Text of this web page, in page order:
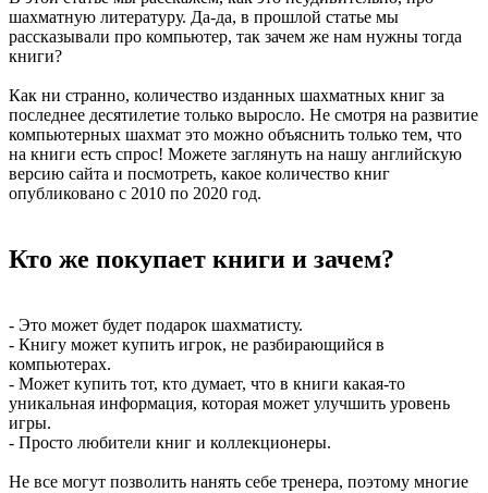
шахматную литературу. Да-да, в прошлой статье мы
рассказывали про компьютер, так зачем же нам нужны тогда
книги?
Как ни странно, количество изданных шахматных книг за
последнее десятилетие только выросло. Не смотря на развитие
компьютерных шахмат это можно объяснить только тем, что
на книги есть спрос! Можете заглянуть на нашу английскую
версию сайта и посмотреть, какое количество книг
опубликовано с 2010 по 2020 год.
Кто же покупает книги и зачем?
- Это может будет подарок шахматисту.
- Книгу может купить игрок, не разбирающийся в
компьютерах.
- Может купить тот, кто думает, что в книги какая-то
уникальная информация, которая может улучшить уровень
игры.
- Просто любители книг и коллекционеры.
Не все могут позволить нанять себе тренера, поэтому многие